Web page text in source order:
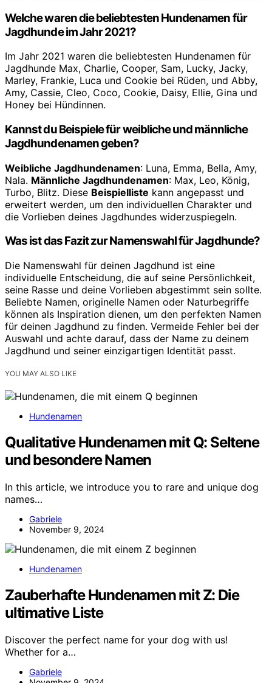
Welche waren die beliebtesten Hundenamen für
Jagdhunde im Jahr 2021?
Im Jahr 2021 waren die beliebtesten Hundenamen für
Jagdhunde Max, Charlie, Cooper, Sam, Lucky, Jacky,
Marley, Frankie, Luca und Cookie bei Rüden, und Abby,
Amy, Cassie, Cleo, Coco, Cookie, Daisy, Ellie, Gina und
Honey bei Hündinnen.
Kannst du Beispiele für weibliche und männliche
Jagdhundenamen geben?
Weibliche Jagdhundenamen: Luna, Emma, Bella, Amy,
Nala. Männliche Jagdhundenamen: Max, Leo, König,
Turbo, Blitz. Diese Beispielliste kann angepasst und
erweitert werden, um den individuellen Charakter und
die Vorlieben deines Jagdhundes widerzuspiegeln.
Was ist das Fazit zur Namenswahl für Jagdhunde?
Die Namenswahl für deinen Jagdhund ist eine
individuelle Entscheidung, die auf seine Persönlichkeit,
seine Rasse und deine Vorlieben abgestimmt sein sollte.
Beliebte Namen, originelle Namen oder Naturbegriffe
können als Inspiration dienen, um den perfekten Namen
für deinen Jagdhund zu finden. Vermeide Fehler bei der
Auswahl und achte darauf, dass der Name zu deinem
Jagdhund und seiner einzigartigen Identität passt.
YOU MAY ALSO LIKE
Hundenamen
Qualitative Hundenamen mit Q: Seltene
und besondere Namen
In this article, we introduce you to rare and unique dog
names…
Gabriele
November 9, 2024
Hundenamen
Zauberhafte Hundenamen mit Z: Die
ultimative Liste
Discover the perfect name for your dog with us!
Whether for a…
Gabriele